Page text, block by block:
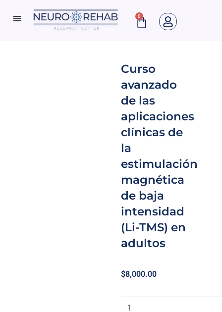
0
Cart
Curso
avanzado
de las
aplicaciones
clínicas de
la
estimulación
magnética
de baja
intensidad
(Li-TMS) en
adultos
$8,000.00
Curso